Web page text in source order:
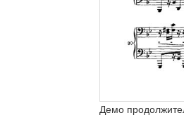
Демо